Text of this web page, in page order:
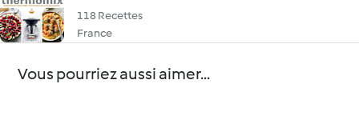
118 Recettes
France
Vous pourriez aussi aimer...